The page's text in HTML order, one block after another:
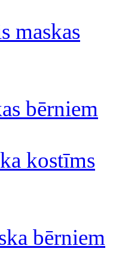
maskas
bērniem
kostīms
bērniem